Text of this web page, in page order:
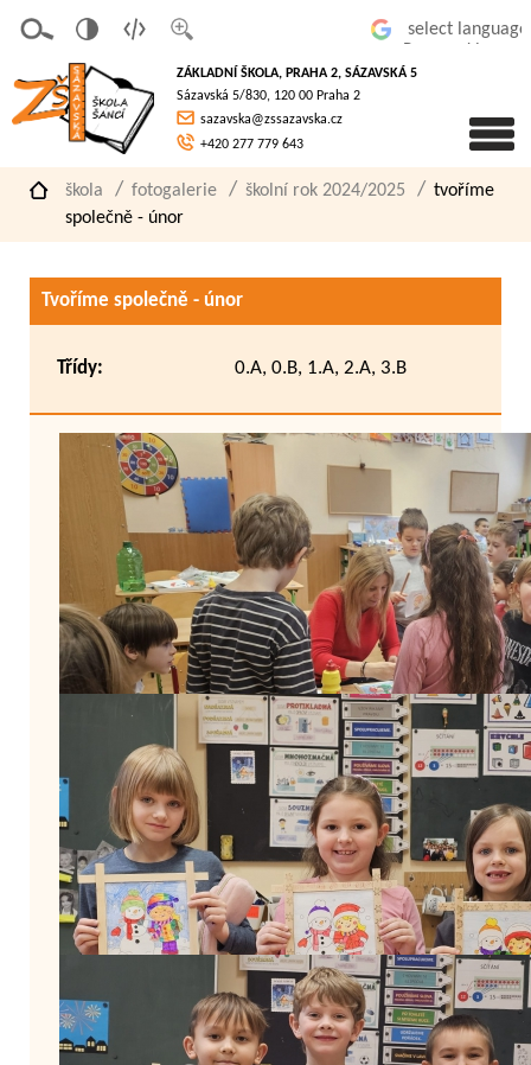
písmo
á
verze
pro
slaboz
raké
ZÁKLADNÍ ŠKOLA, PRAHA 2, SÁZAVSKÁ 5
Sázavská 5/830, 120 00 Praha 2
sazavska@zssazavska.cz
+420 277 779 643
škola fotogalerie školní rok 2024/2025
tvoříme
společně - únor
Tvoříme společně - únor
Třídy: 0.A, 0.B, 1.A, 2.A, 3.B